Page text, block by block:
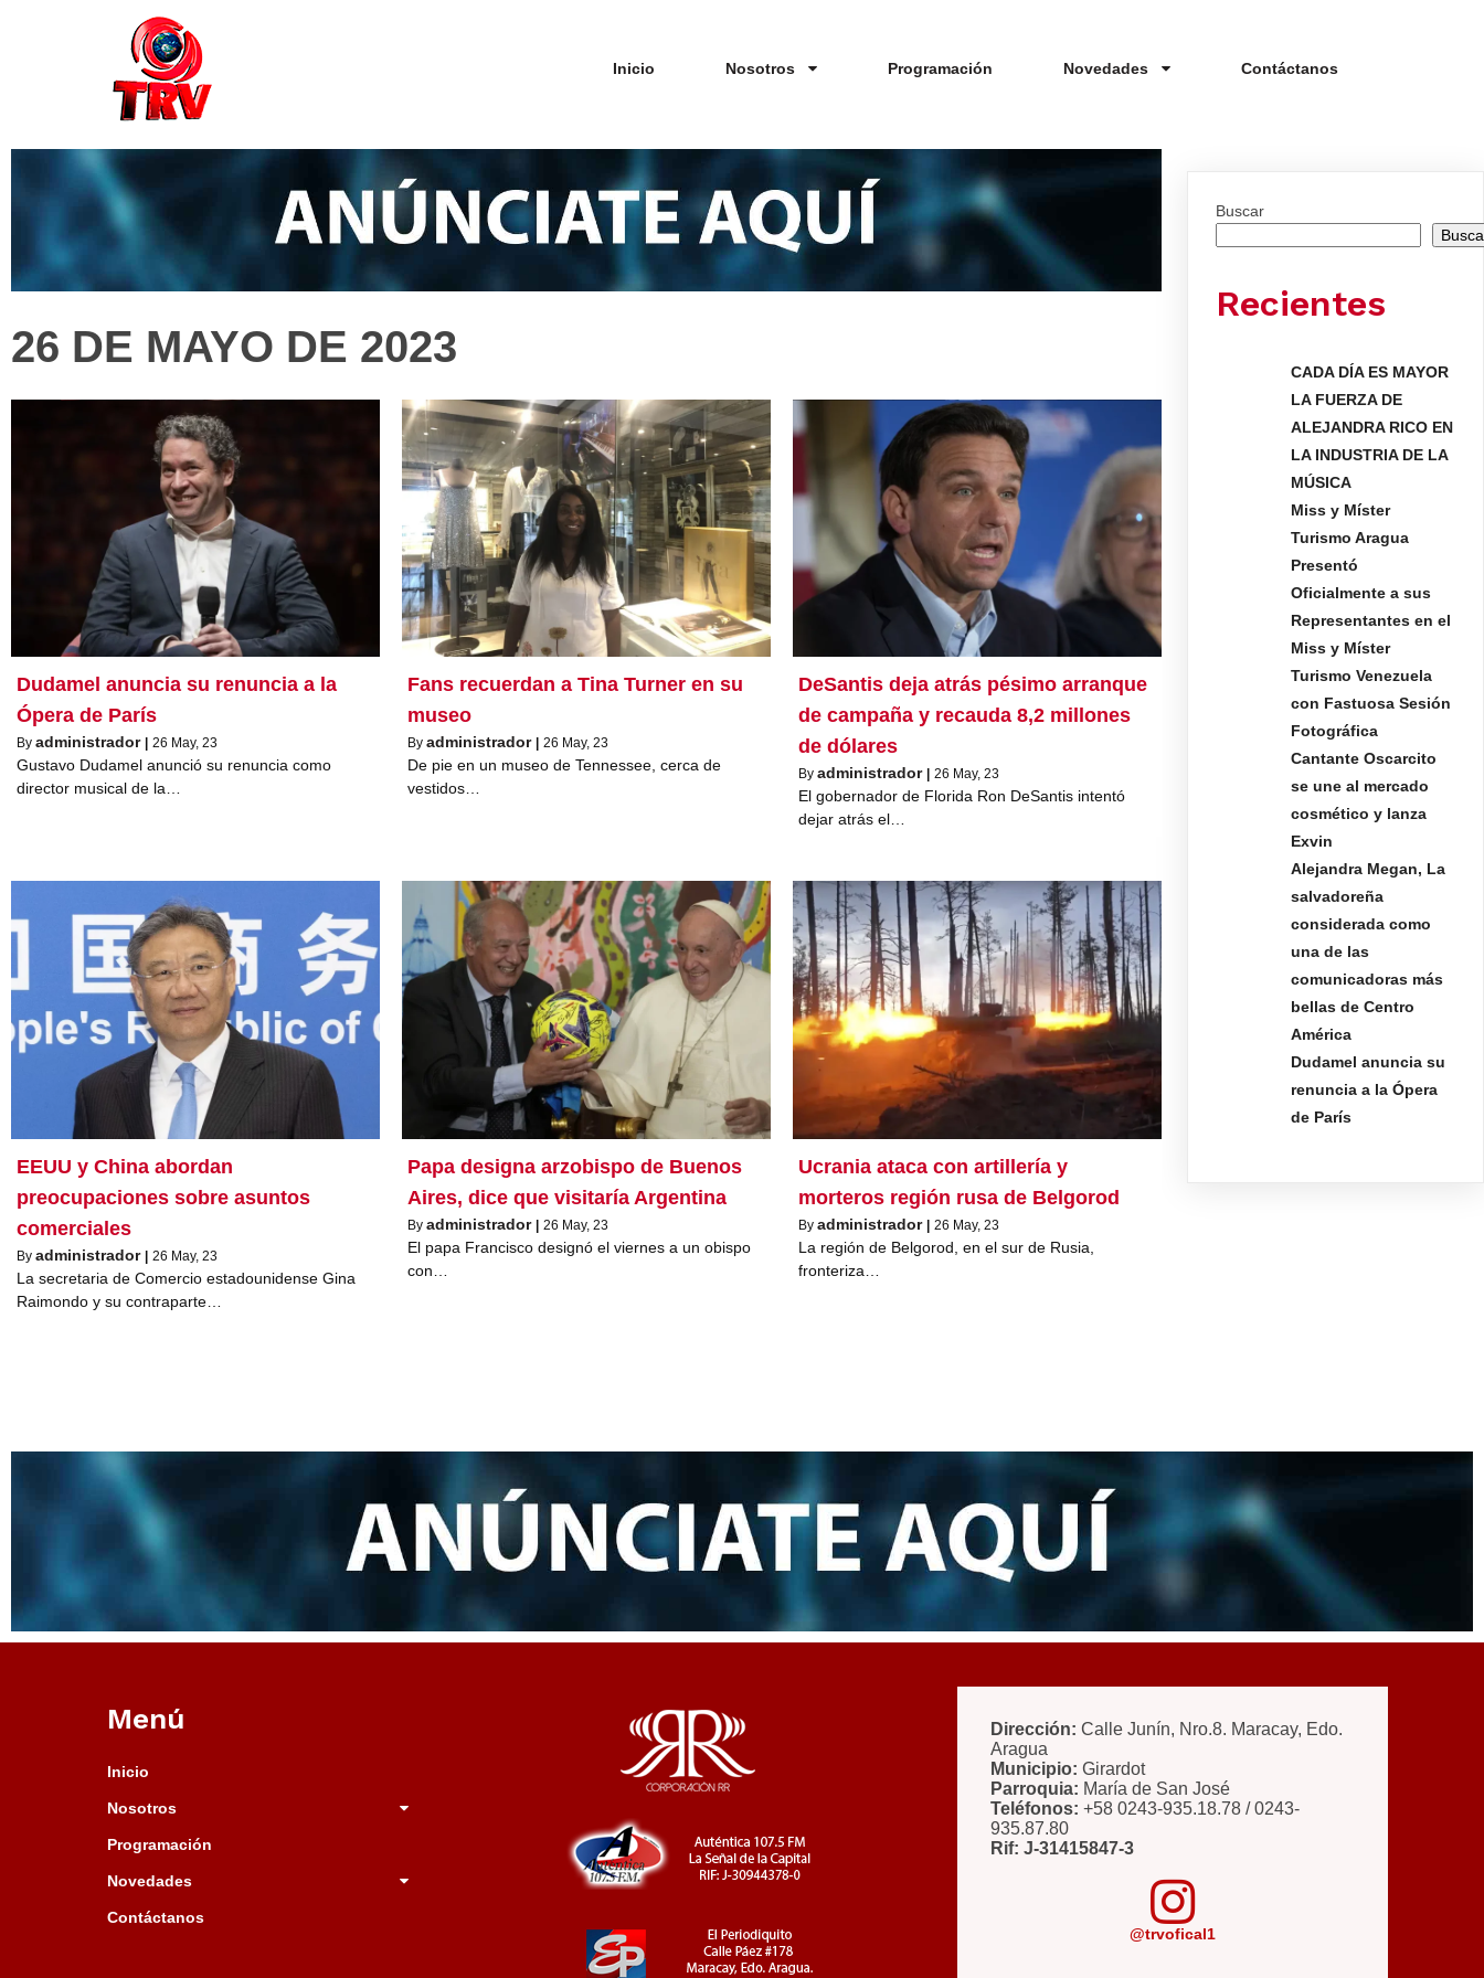
Inicio Nosotros Programación Novedades Contáctanos
26 DE MAYO DE 2023
Dudamel anuncia su renuncia a la
Ópera de París
By administrador 26 May, 23
Gustavo Dudamel anunció su renuncia como
director musical de la…
Fans recuerdan a Tina Turner en su
museo
By administrador 26 May, 23
De pie en un museo de Tennessee, cerca de
vestidos…
DeSantis deja atrás pésimo arranque
de campaña y recauda 8,2 millones
de dólares
By administrador 26 May, 23
El gobernador de Florida Ron DeSantis intentó
dejar atrás el…
EEUU y China abordan
preocupaciones sobre asuntos
comerciales
By administrador 26 May, 23
La secretaria de Comercio estadounidense Gina
Raimondo y su contraparte…
Papa designa arzobispo de Buenos
Aires, dice que visitaría Argentina
By administrador 26 May, 23
El papa Francisco designó el viernes a un obispo
con…
Ucrania ataca con artillería y
morteros región rusa de Belgorod
By administrador 26 May, 23
La región de Belgorod, en el sur de Rusia,
fronteriza…
Buscar
Recientes
CADA DÍA ES MAYOR
LA FUERZA DE
ALEJANDRA RICO EN
LA INDUSTRIA DE LA
MÚSICA
Miss y Míster
Turismo Aragua
Presentó
Oficialmente a sus
Representantes en el
Miss y Míster
Turismo Venezuela
con Fastuosa Sesión
Fotográfica
Cantante Oscarcito
se une al mercado
cosmético y lanza
Exvin
Alejandra Megan, La
salvadoreña
considerada como
una de las
comunicadoras más
bellas de Centro
América
Dudamel anuncia su
renuncia a la Ópera
de París
Menú
Inicio
Nosotros
Programación
Novedades
Contáctanos
Dirección: Calle Junín, Nro.8. Maracay, Edo.
Aragua
Municipio: Girardot
Parroquia: María de San José
Teléfonos: +58 0243-935.18.78 / 0243-
935.87.80
Rif: J-31415847-3
@trvofical1